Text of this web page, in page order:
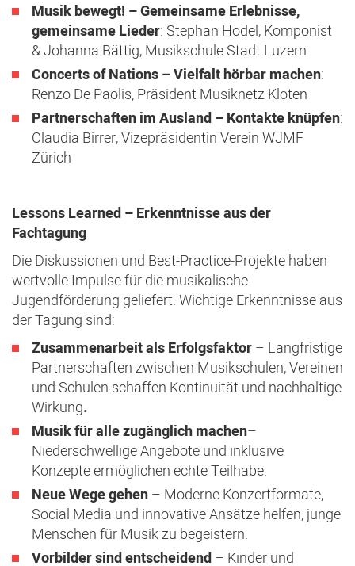
Musik bewegt! – Gemeinsame Erlebnisse,
gemeinsame Lieder: Stephan Hodel, Komponist
& Johanna Bättig, Musikschule Stadt Luzern
Concerts of Nations – Vielfalt hörbar machen:
Renzo De Paolis, Präsident Musiknetz Kloten
Partnerschaften im Ausland – Kontakte knüpfen:
Claudia Birrer, Vizepräsidentin Verein WJMF
Zürich
Lessons Learned – Erkenntnisse aus der
Fachtagung
Die Diskussionen und Best-Practice-Projekte haben
wertvolle Impulse für die musikalische
Jugendförderung geliefert. Wichtige Erkenntnisse aus
der Tagung sind:
Zusammenarbeit als Erfolgsfaktor– Langfristige
Partnerschaften zwischen Musikschulen, Vereinen
und Schulen schaffen Kontinuität und nachhaltige
Wirkung.
Musik für alle zugänglich machen–
Niederschwellige Angebote und inklusive
Konzepte ermöglichen echte Teilhabe.
Neue Wege gehen– Moderne Konzertformate,
Social Media und innovative Ansätze helfen, junge
Menschen für Musik zu begeistern.
Vorbilder sind entscheidend– Kinder und